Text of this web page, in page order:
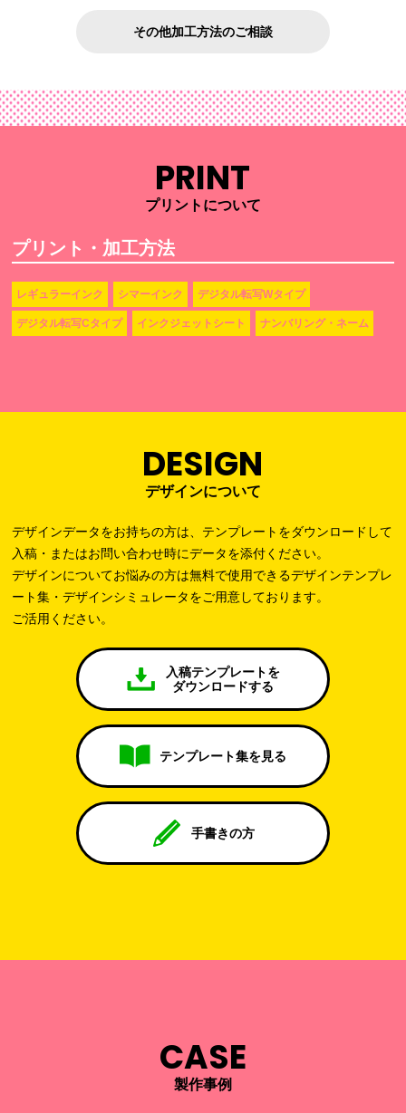
その他加工方法のご相談
PRINT
プリントについて
プリント・加工方法
レギュラーインク シマーインク デジタル転写Wタイプ
デジタル転写Cタイプ インクジェットシート ナンバリング・ネーム
DESIGN
デザインについて
デザインデータをお持ちの方は、テンプレートをダウンロードして
入稿・またはお問い合わせ時にデータを添付ください。
デザインについてお悩みの方は無料で使用できるデザインテンプレ
ート集・デザインシミュレータをご用意しております。
ご活用ください。
入稿テンプレートを
ダウンロードする
テンプレート集を見る
手書きの方
CASE
製作事例